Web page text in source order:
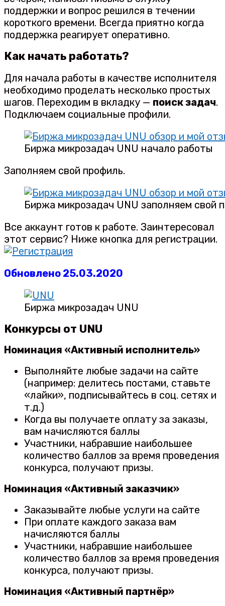
поддержки и вопрос решился в течении
короткого времени. Всегда приятно когда
поддержка реагирует оперативно.
Как начать работать?
Для начала работы в качестве исполнителя
необходимо проделать несколько простых
шагов. Переходим в вкладку — поиск задач.
Подключаем социальные профили.
Биржа микрозадач UNU начало работы
Заполняем свой профиль.
Биржа микрозадач UNU заполняем свой
Все аккаунт готов к работе. Заинтересовал
этот сервис? Ниже кнопка для регистрации.
Обновлено 25.03.2020
Биржа микрозадач UNU
Конкурсы от UNU
Номинация «Активный исполнитель»
Выполняйте любые задачи на сайте
(например: делитесь постами, ставьте
«лайки», подписывайтесь в соц. сетях и
т.д.)
Когда вы получаете оплату за заказы,
вам начисляются баллы
Участники, набравшие наибольшее
количество баллов за время проведения
конкурса, получают призы.
Номинация «Активный заказчик»
Заказывайте любые услуги на сайте
При оплате каждого заказа вам
начисляются баллы
Участники, набравшие наибольшее
количество баллов за время проведения
конкурса, получают призы.
Номинация «Активный партнёр»